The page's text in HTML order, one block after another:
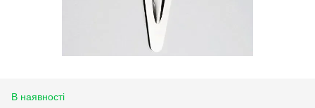
В наявності